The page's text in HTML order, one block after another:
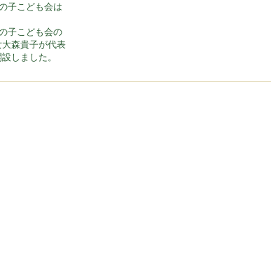
子こども会は
子こども会の
森貴子が代表
しました。